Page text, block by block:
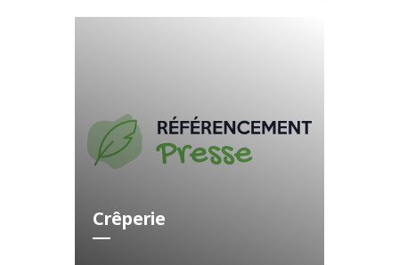
Crêperie